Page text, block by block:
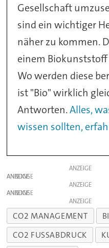
Gesellschaft
sind ein wichtiger
näher zu kommen.
einem
Wo werden diese
ist "Bio" wirklich
Antworten.Alles,
wissen sollten,
ANZEIGE
ANZEIGE
ANZEIGE
ANZEIGE
ANZEIGE
CO2 MANAGEMENT
CO2 FUSSABDRUCK